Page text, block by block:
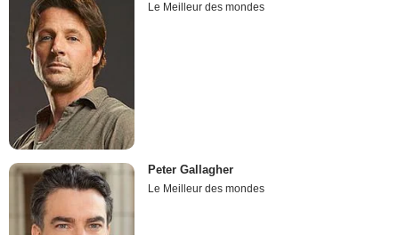
Le Meilleur des mondes
Peter Gallagher
Le Meilleur des mondes